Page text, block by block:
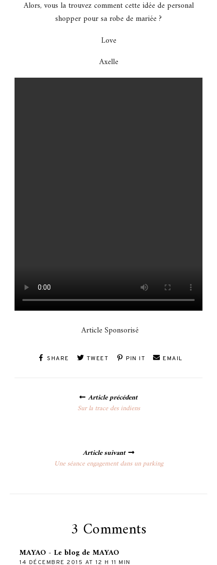
Alors, vous la trouvez comment cette idée de personal
shopper pour sa robe de mariée ?
Love
Axelle
Article Sponsorisé
SHARE TWEET PIN IT EMAIL
Article précédent
Sur la trace des indiens
Article suivant
Une séance engagement dans un parking
3 Comments
MAYAO - Le blog de MAYAO
14 DÉCEMBRE 2015 AT 12 H 11 MIN